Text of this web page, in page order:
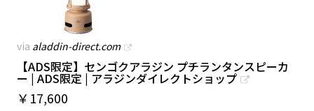
via aladdin-direct.com
【ADS限定】センゴクアラジン プチランタンスピーカ
ー | ADS限定 | アラジンダイレクトショップ
￥ 17,600